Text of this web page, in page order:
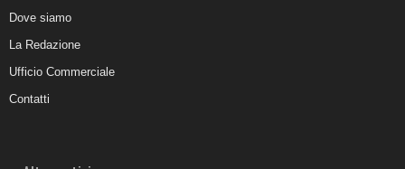
Dove siamo
La Redazione
Ufficio Commerciale
Contatti